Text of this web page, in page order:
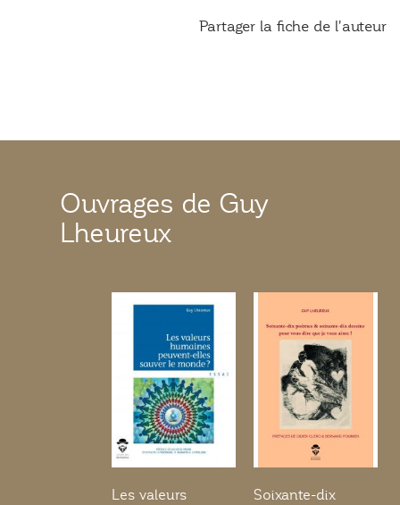
Partager la fiche de l'auteur
Ouvrages de Guy
Lheureux
Les valeurs
Soixante-dix